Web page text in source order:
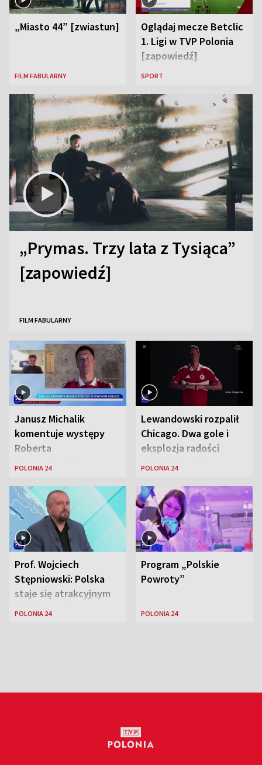
„Miasto 44” [zwiastun]
FILM FABULARNY
Oglądaj mecze Betclic
1. Ligi w TVP Polonia
[zapowiedź]
SPORT
„Prymas. Trzy lata z Tysiąca”
[zapowiedź]
FILM FABULARNY
Janusz Michalik
komentuje występy
Roberta
Lewandowskiego w
Zjednoczonych
POLONIA 24
Lewandowski rozpalił
Chicago. Dwa gole i
eksplozja radości
wśród Polonii
POLONIA 24
Prof. Wojciech
Stępniowski: Polska
staje się atrakcyjnym
miejscem dla
POLONIA 24
Program „Polskie
Powroty”
POLONIA 24